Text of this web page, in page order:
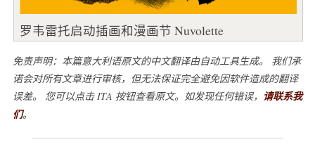
罗韦雷托启动插画和漫画节 Nuvolette
免责声明：本篇意大利语原文的中文翻译由自动工具生成。 我们承
诺会对所有文章进行审核，但无法保证完全避免因软件造成的翻译
误差。 您可以点击 ITA 按钮查看原文。如发现任何错误， 请联系我
们。